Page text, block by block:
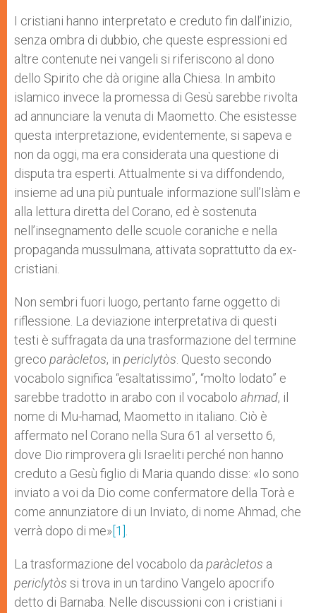
I cristiani hanno interpretato e creduto fin dall’inizio,
senza ombra di dubbio, che queste espressioni ed
altre contenute nei vangeli si riferiscono al dono
dello Spirito che dà origine alla Chiesa. In ambito
islamico invece la promessa di Gesù sarebbe rivolta
ad annunciare la venuta di Maometto. Che esistesse
questa interpretazione, evidentemente, si sapeva e
non da oggi, ma era considerata una questione di
disputa tra esperti. Attualmente si va diffondendo,
insieme ad una più puntuale informazione sull’Islàm e
alla lettura diretta del Corano, ed è sostenuta
nell’insegnamento delle scuole coraniche e nella
propaganda mussulmana, attivata soprattutto da ex-
cristiani.
Non sembri fuori luogo, pertanto farne oggetto di
riflessione. La deviazione interpretativa di questi
testi è suffragata da una trasformazione del termine
greco paràcletos, in periclytòs . Questo secondo
vocabolo significa “esaltatissimo”, “molto lodato” e
sarebbe tradotto in arabo con il vocabolo ahmad, il
nome di Mu-hamad, Maometto in italiano. Ciò è
affermato nel Corano nella Sura 61 al versetto 6,
dove Dio rimprovera gli Israeliti perché non hanno
creduto a Gesù figlio di Maria quando disse: «Io sono
inviato a voi da Dio come confermatore della Torà e
come annunziatore di un Inviato, di nome Ahmad, che
verrà dopo di me» [1]
La trasformazione del vocabolo da paràcletos a
periclytòs si trova in un tardino Vangelo apocrifo
detto di Barnaba. Nelle discussioni con i cristiani i